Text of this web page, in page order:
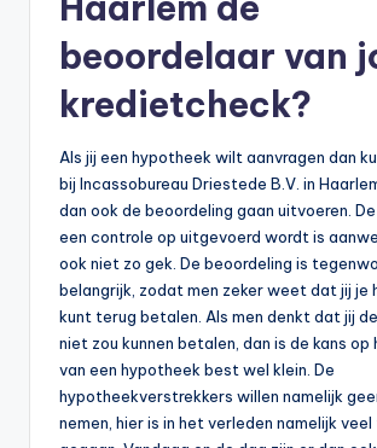
beoordelaar van
kredietcheck?
Als jij een hypotheek wilt aanvragen dan
bij Incassobureau Driestede B.V. in
dan ook de beoordeling gaan uitvoeren.
een controle op uitgevoerd wordt is
ook niet zo gek. De beoordeling is
belangrijk, zodat men zeker weet dat jij je
kunt terug betalen. Als men denkt dat jij
niet zou kunnen betalen, dan is de kans op
van een hypotheek best wel klein. De
hypotheekverstrekkers willen namelijk
nemen, hier is in het verleden namelijk